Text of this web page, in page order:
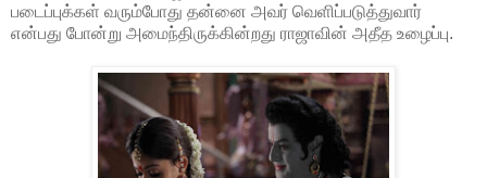
படைப்புக்கள் வரும்போது தன்னை அவர் வெளிப்படுத்துவார்
என்பது போன்று அமைந்திருக்கின்றது ராஜாவின் அதீத உழைப்பு.